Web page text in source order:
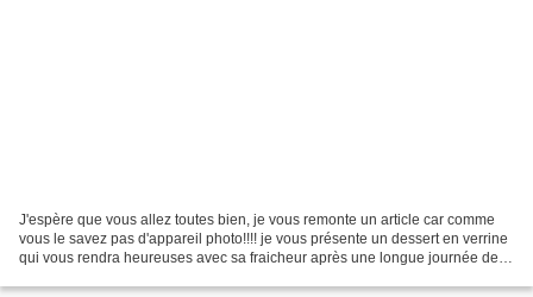
J'espère que vous allez toutes bien, je vous remonte un article car comme
vous le savez pas d'appareil photo!!!! je vous présente un dessert en verrine
qui vous rendra heureuses avec sa fraicheur après une longue journée de